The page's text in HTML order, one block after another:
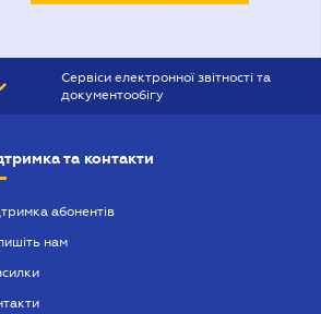
Сервіси електронної звітності та
документообігу
та контакти
абонентів
нам